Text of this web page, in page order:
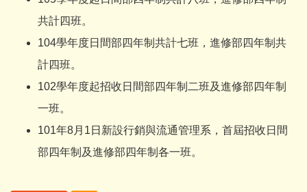
共計四班。
104學年度日間部四年制共計七班，進修部四年制共
計四班。
102學年度起招收日間部四年制二班及進修部四年制
一班。
101年8月1日新設行銷與流通管理系，首屆招收日間
部四年制及進修部四年制各一班。